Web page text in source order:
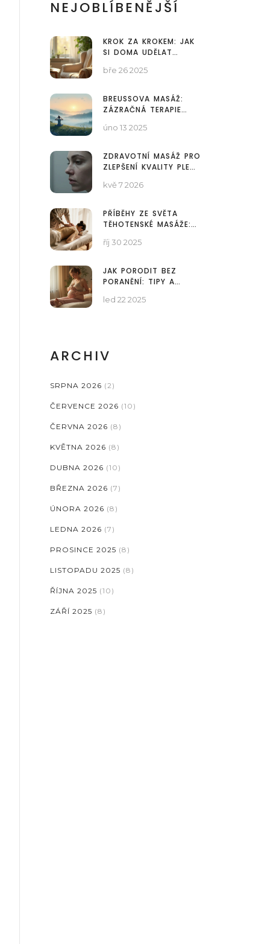
NEJOBLÍBENĚJŠÍ
KROK ZA KROKEM: JAK
SI DOMA UDĚLAT
HLAVY
bře 26 2025
BREUSSOVA MASÁŽ:
ZÁZRAČNÁ TERAPIE
úno 13 2025
ZDRAVOTNÍ MASÁŽ PRO
ZLEPŠENÍ KVALITY PLETI:
OBĚH A DETOXIKACI
kvě 7 2026
PŘÍBĚHY ZE SVĚTA
TĚHOTENSKÉ MASÁŽE:
KTERÉ ZMĚNILY JEJICH
říj 30 2025
JAK PORODIT BEZ
PORANĚNÍ: TIPY A
led 22 2025
ARCHIV
SRPNA 2026 (2)
ČERVENCE 2026 (10)
ČERVNA 2026 (8)
KVĚTNA 2026 (8)
DUBNA 2026 (10)
BŘEZNA 2026 (7)
ÚNORA 2026 (8)
LEDNA 2026 (7)
PROSINCE 2025 (8)
LISTOPADU 2025 (8)
ŘÍJNA 2025 (10)
ZÁŘÍ 2025 (8)